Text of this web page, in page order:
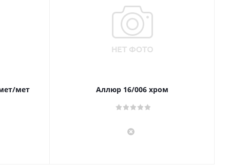
мет
Аллюр 16/006 хром